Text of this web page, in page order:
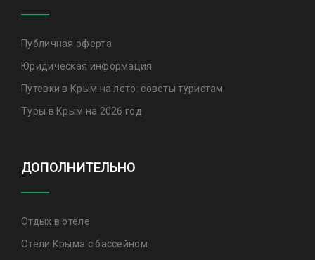
Публичная оферта
Юридическая информация
Путевки в Крым на лето: советы туристам
Туры в Крым на 2026 год
ДОПОЛНИТЕЛЬНО
Отдых в отеле
Отели Крыма с бассейном